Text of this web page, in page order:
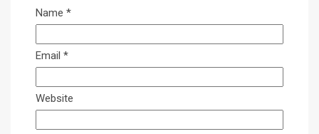
Name *
Email *
Website